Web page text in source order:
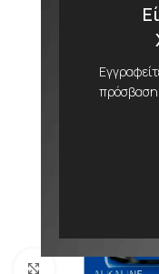
πρόσβαση
Προβολή